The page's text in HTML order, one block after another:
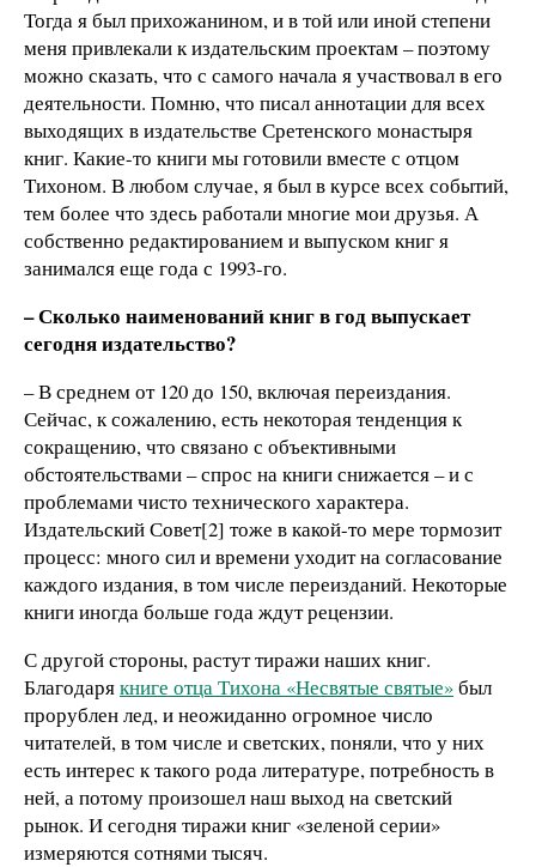
Тогда я был прихожанином, и в той или иной степени
меня привлекали к издательским проектам – поэтому
можно сказать, что с самого начала я участвовал в его
деятельности. Помню, что писал аннотации для всех
выходящих в издательстве Сретенского монастыря
книг. Какие-то книги мы готовили вместе с отцом
Тихоном. В любом случае, я был в курсе всех событий,
тем более что здесь работали многие мои друзья. А
собственно редактированием и выпуском книг я
занимался еще года с 1993-го.
– Сколько наименований книг в год выпускает
сегодня издательство?
– В среднем от 120 до 150, включая переиздания.
Сейчас, к сожалению, есть некоторая тенденция к
сокращению, что связано с объективными
обстоятельствами – спрос на книги снижается – и с
проблемами чисто технического характера.
Издательский Совет[2] тоже в какой-то мере тормозит
процесс: много сил и времени уходит на согласование
каждого издания, в том числе переизданий. Некоторые
книги иногда больше года ждут рецензии.
С другой стороны, растут тиражи наших книг.
Благодарякниге отца Тихона «Несвятые святые»был
прорублен лед, и неожиданно огромное число
читателей, в том числе и светских, поняли, что у них
есть интерес к такого рода литературе, потребность в
ней, а потому произошел наш выход на светский
рынок. И сегодня тиражи книг «зеленой серии»
измеряются сотнями тысяч.